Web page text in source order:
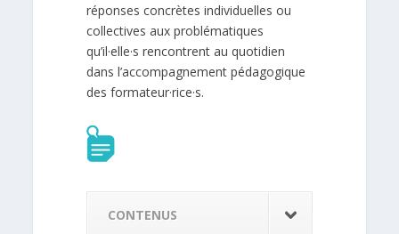
réponses concrètes individuelles ou
collectives aux problématiques
qu’il·elle·s rencontrent au quotidien
dans l’accompagnement pédagogique
des formateur·rice·s.
CONTENUS